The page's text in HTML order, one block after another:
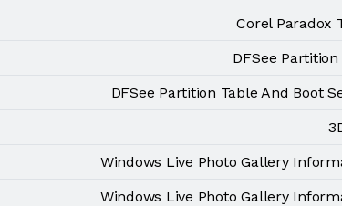
Corel Paradox
DFSee
DFSee Partition Table And Boot
Windows Live Photo Gallery
Windows Live Photo Gallery